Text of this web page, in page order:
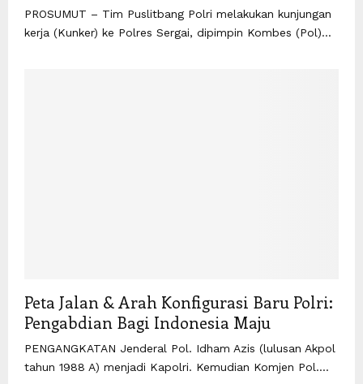
PROSUMUT – Tim Puslitbang Polri melakukan kunjungan
kerja (Kunker) ke Polres Sergai, dipimpin Kombes (Pol)...
Peta Jalan & Arah Konfigurasi Baru Polri:
Pengabdian Bagi Indonesia Maju
PENGANGKATAN Jenderal Pol. Idham Azis (lulusan Akpol
tahun 1988 A) menjadi Kapolri. Kemudian Komjen Pol....